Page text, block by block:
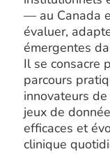
— au Canada
évaluer,
émergentes
Il se consacre
parcours
innovateurs
jeux de
efficaces et
clinique